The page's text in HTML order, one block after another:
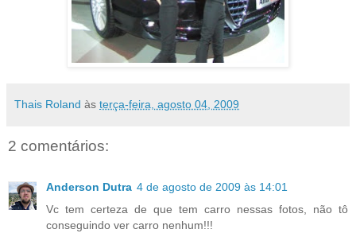
Thais Roland às terça-feira, agosto 04, 2009
2 comentários:
Anderson Dutra 4 de agosto de 2009 às 14:01
Vc tem certeza de que tem carro nessas fotos, não tô
conseguindo ver carro nenhum!!!